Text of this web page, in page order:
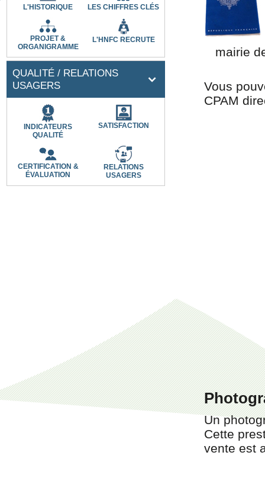
L'HISTORIQUE LES CHIFFRES CLÉS
PROJET &
ORGANIGRAMME
L'HNFC RECRUTE
QUALITÉ / RELATIONS
USAGERS
INDICATEURS
QUALITÉ
SATISFACTION
CERTIFICATION &
ÉVALUATION
RELATIONS
USAGERS
mairie
Vous
CPAM
Un
Cette
vente est